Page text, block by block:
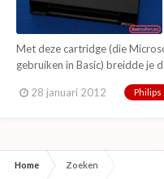
Met deze cartridge (die
gebruiken in Basic) breidde je
vaak voorkomende cartridge
zonder deze module.
28 januari 2012 Philips
Home Zoeken